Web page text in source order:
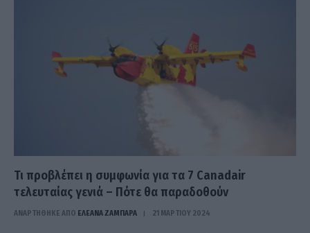
Τι προβλέπει η συμφωνία για τα 7 Canadair
τελευταίας γενιά – Πότε θα παραδοθούν
ΑΝΑΡΤΗΘΗΚΕ ΑΠΟ ΕΛΕΑΝΑ ΖΑΜΠΑΡΑ 21 ΜΑΡΤΊΟΥ 2024